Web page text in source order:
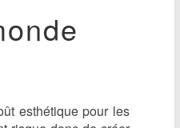
esthétique pour les